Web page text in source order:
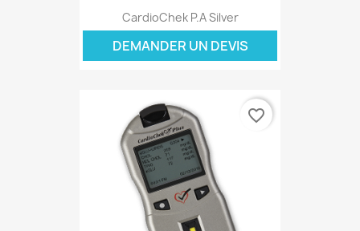
CardioChek P.A Silver
DEMANDER UN DEVIS
favorite_border